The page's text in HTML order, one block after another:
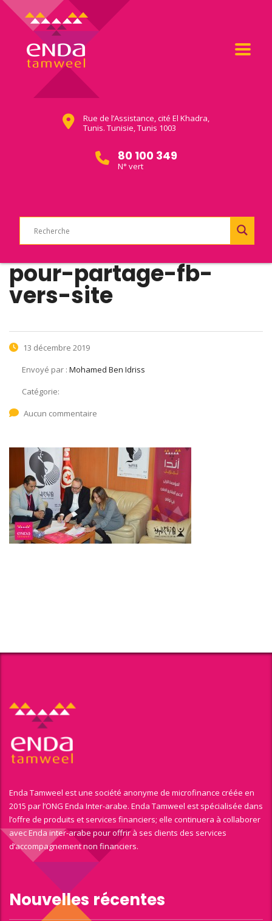
Rue de l’Assistance, cité El Khadra,
Tunis. Tunisie, Tunis 1003
80 100 349
N° vert
pour-partage-fb-
vers-site
13 décembre 2019
Envoyé par : Mohamed Ben Idriss
Catégorie:
Aucun commentaire
Enda Tamweel est une société anonyme de microfinance créée en
2015 par l’ONG Enda Inter-arabe. Enda Tamweel est spécialisée dans
l’offre de produits et services financiers; elle continuera à collaborer
avec Enda inter-arabe pour offrir à ses clients des services
d’accompagnement non financiers.
Nouvelles récentes